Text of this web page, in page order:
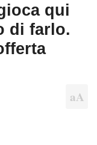
qui
di farlo.